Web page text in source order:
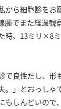
から細胞診をお
腫でまた経過観
時、13ミリ×8
で良性だし、形
。」とおっしゃ
もしんどいので